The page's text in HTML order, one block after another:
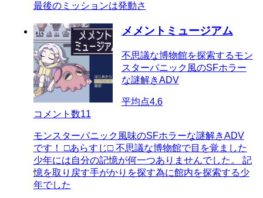
最後のミッションは発動さ
メメントミュージアム
不思議な博物館を探索するモン
スターパニック風のSFホラー
な謎解きADV
平均点4.6
コメント数11
モンスターパニック風味のSFホラーな謎解きADV
です！ □あらすじ□ 不思議な博物館で目を覚ました
少年には自分の記憶が何一つありませんでした。 記
憶を取り戻す手がかりを探す為に館内を探索する少
年でした